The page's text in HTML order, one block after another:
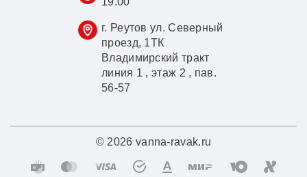
г. Реутов ул. Северный
проезд, 1ТК
Владимирский тракт
линия 1 , этаж 2 , пав.
56-57
© 2026 vanna-ravak.ru